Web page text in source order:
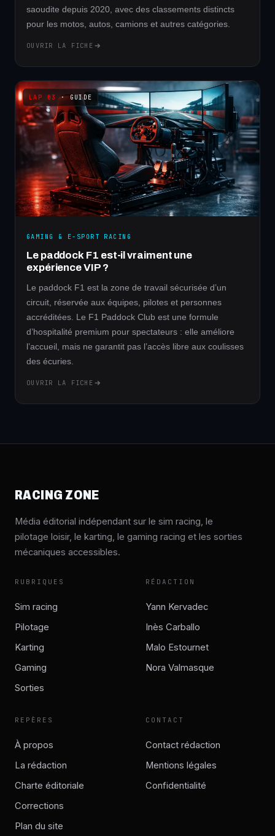
saoudite depuis 2020, avec des classements distincts
pour les motos, autos, camions et autres catégories.
OUVRIR LA FICHE
· GUIDE
GAMING & E-SPORT RACING
Le paddock F1 est-il vraiment une
expérience VIP ?
Le paddock F1 est la zone de travail sécurisée d’un
circuit, réservée aux équipes, pilotes et personnes
accréditées. Le F1 Paddock Club est une formule
d’hospitalité premium pour spectateurs : elle améliore
l’accueil, mais ne garantit pas l’accès libre aux coulisses
des écuries.
OUVRIR LA FICHE
RACING ZONE
Média éditorial indépendant sur le sim racing, le
pilotage loisir, le karting, le gaming racing et les sorties
mécaniques accessibles.
RUBRIQUES
Sim racing
Pilotage
Karting
Gaming
Sorties
RÉDACTION
Yann Kervadec
Inès Carballo
Malo Estournet
Nora Valmasque
REPÈRES
À propos
La rédaction
Charte éditoriale
Corrections
Plan du site
CONTACT
Contact rédaction
Mentions légales
Confidentialité